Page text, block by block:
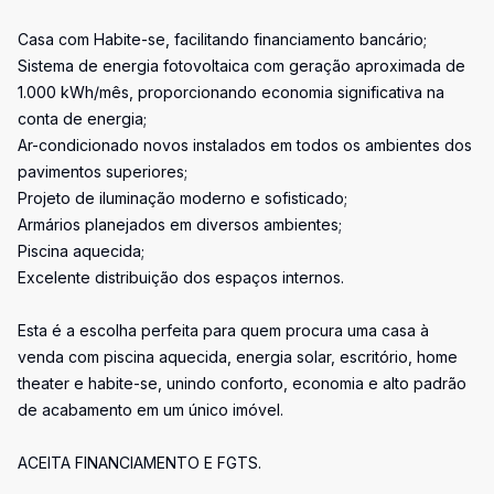
Casa com Habite-se, facilitando financiamento bancário;
Sistema de energia fotovoltaica com geração aproximada de
1.000 kWh/mês, proporcionando economia significativa na
conta de energia;
Ar-condicionado novos instalados em todos os ambientes dos
pavimentos superiores;
Projeto de iluminação moderno e sofisticado;
Armários planejados em diversos ambientes;
Piscina aquecida;
Excelente distribuição dos espaços internos.
Esta é a escolha perfeita para quem procura uma casa à
venda com piscina aquecida, energia solar, escritório, home
theater e habite-se, unindo conforto, economia e alto padrão
de acabamento em um único imóvel.
ACEITA FINANCIAMENTO E FGTS.